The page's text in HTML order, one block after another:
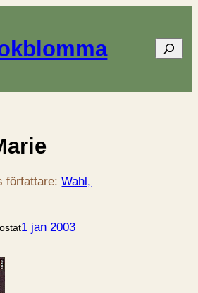
Sök
författare:Wahl,
1 jan 2003